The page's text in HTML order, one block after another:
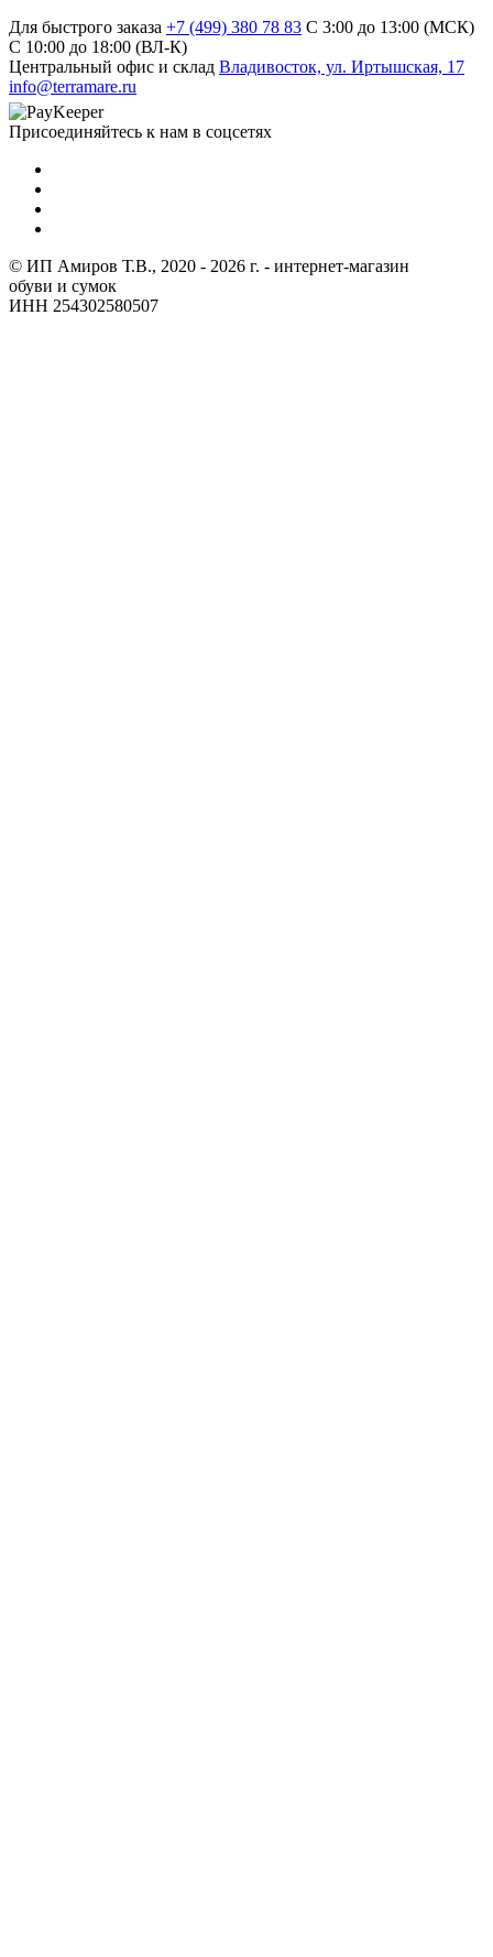
Для быстрого заказа +7 (499) 380 78 83 С 3:00 до 13:00 (МСК)
C 10:00 до 18:00 (ВЛ-К)
Центральный офис и склад Владивосток, ул. Иртышская, 17
info@terramare.ru
Присоединяйтесь к нам в соцсетях
© ИП Амиров Т.В., 2020 - 2026 г. - интернет-магазин
обуви и сумок
ИНН 254302580507